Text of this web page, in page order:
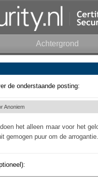
Achtergrond
de onderstaande posting:
Anoniem
het alleen maar voor het
gemogen puur om de arrogantie.